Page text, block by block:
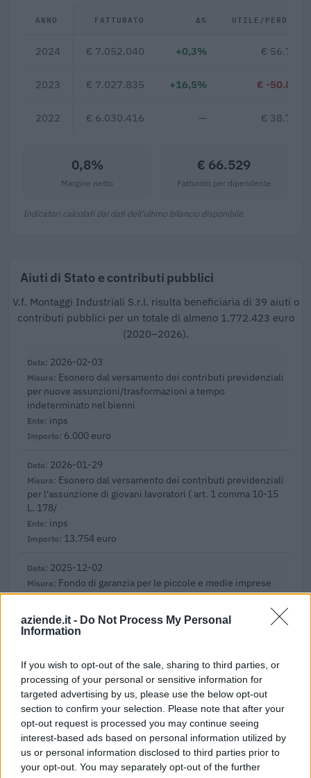
aziende.it - Do Not Process My Personal
Information
If you wish to opt-out of the sale, sharing to third parties, or
processing of your personal or sensitive information for
targeted advertising by us, please use the below opt-out
section to confirm your selection. Please note that after your
opt-out request is processed you may continue seeing
interest-based ads based on personal information utilized by
us or personal information disclosed to third parties prior to
your opt-out. You may separately opt-out of the further
ANNO FATTURATO Δ% UTILE/PERDITA
2024 € 7.052.040 +0,3% € 56.768
2023 € 7.027.835 +16,5% € -50.863
2022 € 6.030.416 — € 38.753
0,8%
Margine netto
€ 66.529
Fatturato per dipendente
Indicatori calcolati dai dati dell'ultimo bilancio disponibile.
Aiuti di Stato e contributi pubblici
V.f. Montaggi Industriali S.r.l. risulta beneficiaria di 39 aiuti o
contributi pubblici per un totale di almeno 1.772.423 euro
(2020–2026).
2026-02-03
Esonero dal versamento dei contributi previdenziali
per nuove assunzioni/trasformazioni a tempo
indeterminato nel bienni
inps
6.000 euro
2026-01-29
Esonero dal versamento dei contributi previdenziali
per l'assunzione di giovani lavoratori ( art. 1 comma 10-15
L. 178/
inps
13.754 euro
2025-12-02
Fondo di garanzia per le piccole e medie imprese
Banca del Mezzogiorno MedioCredito Centrale S.p.A.
400.000 euro
per nuove assunzioni/trasformazioni a tempo
indeterminato nel bienni
inps
4.130 euro
2025-01-31
Esonero dal versamento dei contributi previdenziali
per l'assunzione di giovani lavoratori ( art. 1 comma 10-15